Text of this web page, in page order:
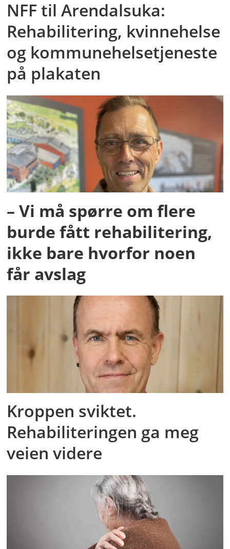
NFF til Arendalsuka:
Rehabilitering, kvinnehelse
og kommunehelsetjeneste
på plakaten
– Vi må spørre om flere
burde fått rehabilitering,
ikke bare hvorfor noen
får avslag
Kroppen sviktet.
Rehabiliteringen ga meg
veien videre